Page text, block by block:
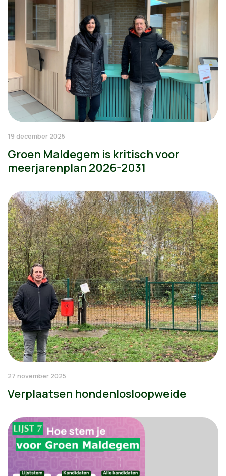
19 december 2025
Groen Maldegem is kritisch voor
meerjarenplan 2026-2031
27 november 2025
Verplaatsen hondenlosloopweide